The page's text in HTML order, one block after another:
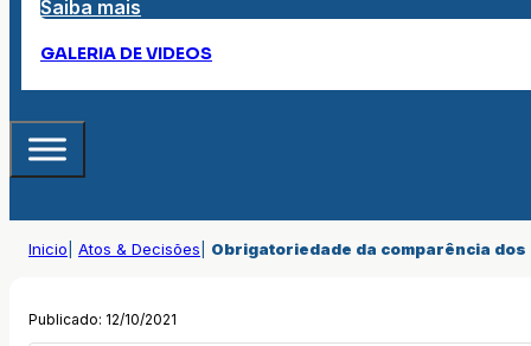
Saiba mais
GALERIA DE VIDEOS
Inicio Atos & Decisões Obrigatoriedade da comparência
Publicado: 12/10/2021